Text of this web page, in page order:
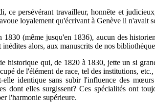
ce persévérant travailleur, honnête et
loyalement qu'écrivant à Genève il n'avait
1830 (même jusqu'en 1836), aucun des
alors, aux manuscrits de nos
historique qui, de 1820 à 1830, jette un si
de l'élément de race, tel des institutions,
elle identique sans subir l'influence des
dont elles surgissent? Ces spécialités ont
l'harmonie supérieure.